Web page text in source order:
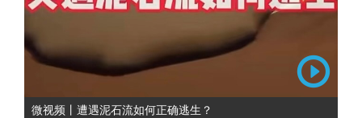
微视频丨遭遇泥石流如何正确逃生？